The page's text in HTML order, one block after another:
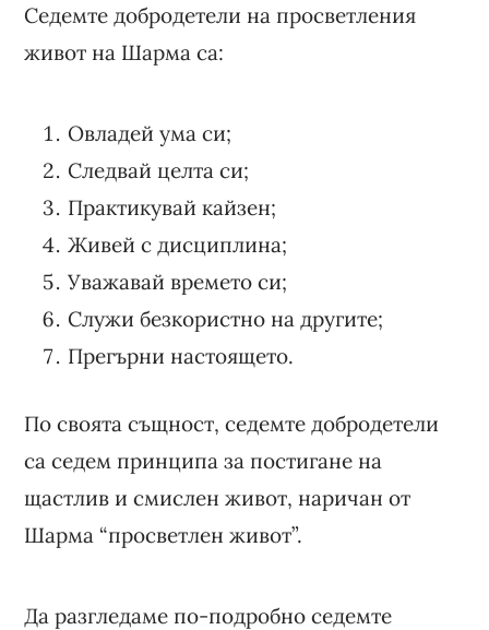
Седемте добродетели на просветления
живот на Шарма са:
Овладей ума си;
Следвай целта си;
Практикувай кайзен;
Живей с дисциплина;
Уважавай времето си;
Служи безкористно на другите;
Прегърни настоящето.
По своята същност, седемте добродетели
са седем принципа за постигане на
щастлив и смислен живот, наричан от
Шарма “просветлен живот”.
Да разгледаме по-подробно седемте